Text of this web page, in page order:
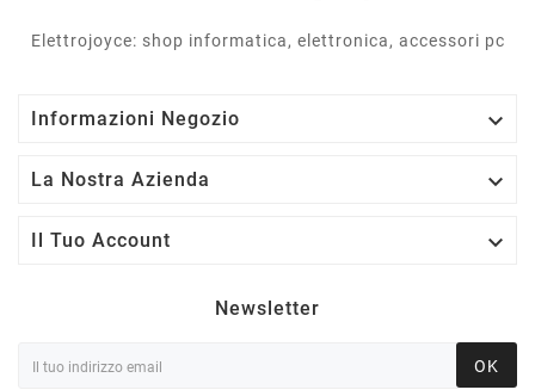
Elettrojoyce: shop informatica, elettronica, accessori pc
Informazioni Negozio 
La Nostra Azienda 
Il Tuo Account 
Newsletter
OK